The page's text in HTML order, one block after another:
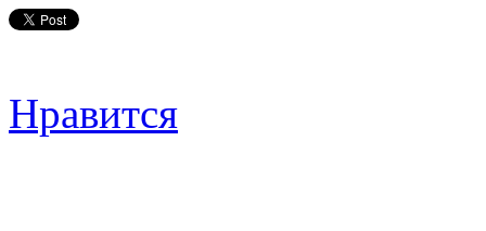
Нравится